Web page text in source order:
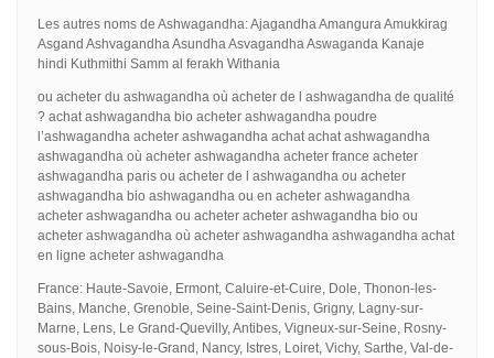
Les autres noms de Ashwagandha: Ajagandha Amangura Amukkirag
Asgand Ashvagandha Asundha Asvagandha Aswaganda Kanaje
hindi Kuthmithi Samm al ferakh Withania
ou acheter du ashwagandha où acheter de l ashwagandha de qualité
? achat ashwagandha bio acheter ashwagandha poudre
l’ashwagandha acheter ashwagandha achat achat ashwagandha
ashwagandha où acheter ashwagandha acheter france acheter
ashwagandha paris ou acheter de l ashwagandha ou acheter
ashwagandha bio ashwagandha ou en acheter ashwagandha
acheter ashwagandha ou acheter acheter ashwagandha bio ou
acheter ashwagandha où acheter ashwagandha ashwagandha achat
en ligne acheter ashwagandha
France: Haute-Savoie, Ermont, Caluire-et-Cuire, Dole, Thonon-les-
Bains, Manche, Grenoble, Seine-Saint-Denis, Grigny, Lagny-sur-
Marne, Lens, Le Grand-Quevilly, Antibes, Vigneux-sur-Seine, Rosny-
sous-Bois, Noisy-le-Grand, Nancy, Istres, Loiret, Vichy, Sarthe, Val-de-